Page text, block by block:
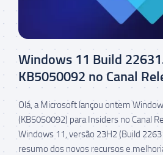
Windows 11 Build
KB5050092 no Canal
Olá, a Microsoft lançou ontem
(KB5050092) para Insiders no Canal
Windows 11, versão 23H2 (Build
resumo dos novos recursos e